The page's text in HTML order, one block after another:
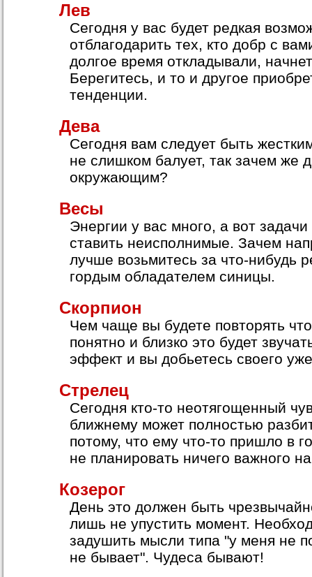
Лев
Сегодня у вас будет редкая
отблагодарить тех, кто добр с
долгое время откладывали,
Берегитесь, и то и другое
тенденции.
Дева
Сегодня вам следует быть
не слишком балует, так зачем же
окружающим?
Весы
Энергии у вас много, а вот
ставить неисполнимые. Зачем
лучше возьмитесь за что-нибудь
гордым обладателем синицы.
Скорпион
Чем чаще вы будете повторять
понятно и близко это будет
эффект и вы добьетесь своего
Стрелец
Сегодня кто-то неотягощенный
ближнему может полностью
потому, что ему что-то пришло в
не планировать ничего важного
Козерог
День это должен быть
лишь не упустить момент.
задушить мысли типа "у меня не
не бывает". Чудеса бывают!